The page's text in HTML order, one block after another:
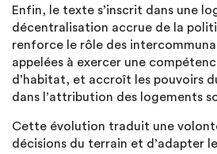
Enfin, le texte s’inscrit dans une
décentralisation accrue de la
renforce le rôle des
appelées à exercer une
d’habitat, et accroît les pouvoirs
dans l’attribution des logements
Cette évolution traduit une
décisions du terrain et d’adapter